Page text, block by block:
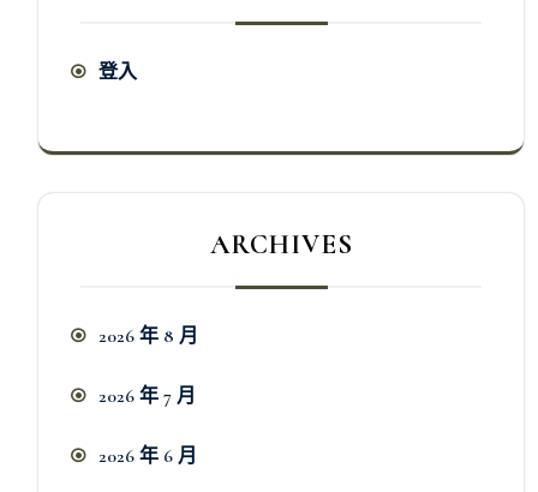
登入
ARCHIVES
2026 年 8 月
2026 年 7 月
2026 年 6 月